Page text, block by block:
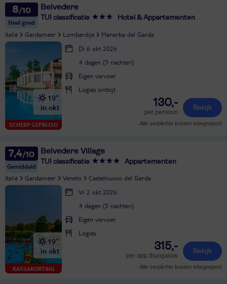
8
Heel goed
Belvedere
TUI classificatie Hotel & Appartementen
Italië Gardameer Lombardije Manerba del Garda
SCHERP GEPRIJSD
19°
in okt
Di 6 okt 2026
4 dagen (3 nachten)
Eigen vervoer
Logies ontbijt
130,-
per persoon
Bekijk
Alle verplichte kosten inbegrepen!
7,4
Gemiddeld
Belvedere Village
TUI classificatie Appartementen
Italië Gardameer Veneto Castelnuovo del Garda
KASSAKORTING
19°
in okt
Vr 2 okt 2026
4 dagen (3 nachten)
Eigen vervoer
Logies
315,-
per app./bungalow
Bekijk
Alle verplichte kosten inbegrepen!